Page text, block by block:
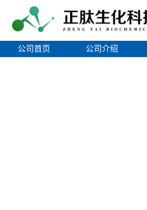
公司首页 公司介绍